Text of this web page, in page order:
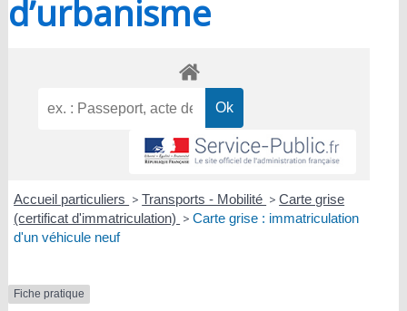
d’urbanisme
Accueil particuliers > Transports - Mobilité > Carte grise
(certificat d'immatriculation) > Carte grise : immatriculation
d'un véhicule neuf
Fiche pratique